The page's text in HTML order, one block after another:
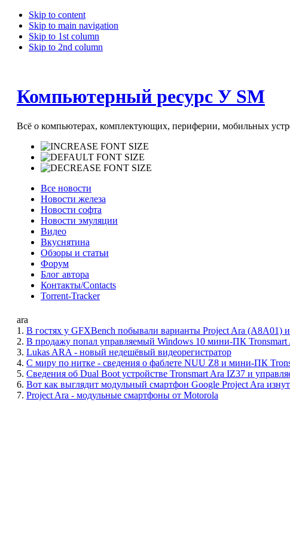
Skip to content
Skip to main navigation
Skip to 1st column
Skip to 2nd column
Компьютерный ресурс У SM
Всё о компьютерах, комплектующих, периферии, мобильных
Все новости
Новости железа
Новости софта
Новости эмуляции
Видео
Вкуснятина
Обзоры и статьи
Форум
Блог автора
Контакты/Contacts
Torrent-Tracker
ara
1. В гостях у GFXBench побывали варианты Project Ara (A8A01)
2. В продажу попал управляемый Windows 10 мини-ПК Tronsmart
3. Lukas ARA - новый недешёвый видеорегистратор
4. С миру по нитке - сведения о фаблете NUU Z8 и мини-ПК
5. Сведения об Dual Boot устройстве Tronsmart Ara IZ37 и
6. Вот как выглядит модульный смартфон Google Project Ara
7. Project Ara - модульные смартфоны от Motorola